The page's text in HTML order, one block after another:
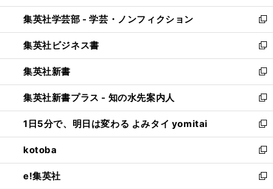
開
く
ウ
で
開
く
ン
ド
ウ
で
開
く
ウ
ィ
ン
ド
ウ
で
開
く
集英社学芸部 - 学芸・ノンフィクション
新
し
い
ウ
ィ
ン
ド
ウ
で
開
く
集英社ビジネス書
新
し
い
ウ
ィ
ン
ド
ウ
で
開
く
集英社新書
新
し
い
ウ
ィ
ン
ド
ウ
で
集英社新書プラス - 知の水先案内人
新
し
い
ウ
ィ
ン
ド
1日5分で、明日は変わる よみタイ yomitai
新
し
い
ウ
ィ
kotoba
新
し
い
e!集英社
新